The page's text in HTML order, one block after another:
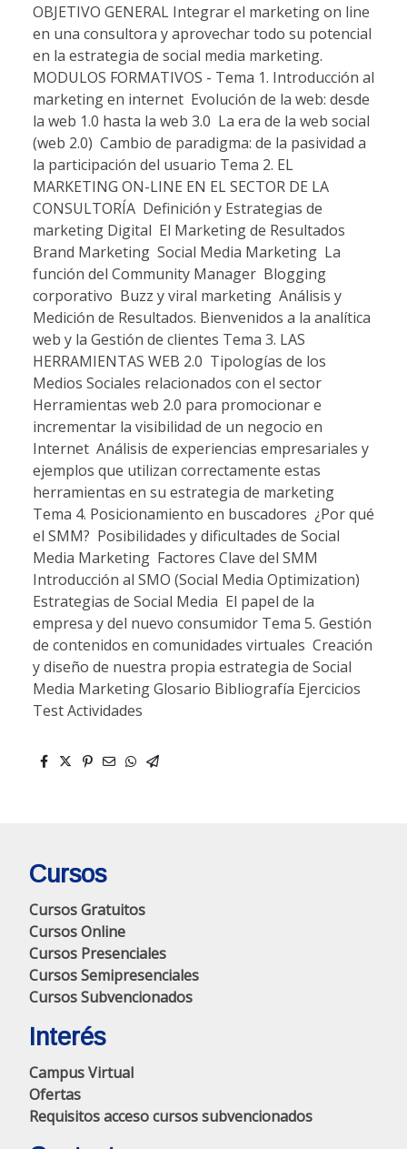
OBJETIVO GENERAL Integrar el marketing on line
en una consultora y aprovechar todo su potencial
en la estrategia de social media marketing.
MODULOS FORMATIVOS - Tema 1. Introducción al
marketing en internet  Evolución de la web: desde
la web 1.0 hasta la web 3.0  La era de la web social
(web 2.0)  Cambio de paradigma: de la pasividad a
la participación del usuario Tema 2. EL
MARKETING ON-LINE EN EL SECTOR DE LA
CONSULTORÍA  Definición y Estrategias de
marketing Digital  El Marketing de Resultados 
Brand Marketing  Social Media Marketing  La
función del Community Manager  Blogging
corporativo  Buzz y viral marketing  Análisis y
Medición de Resultados. Bienvenidos a la analítica
web y la Gestión de clientes Tema 3. LAS
HERRAMIENTAS WEB 2.0  Tipologías de los
Medios Sociales relacionados con el sector 
Herramientas web 2.0 para promocionar e
incrementar la visibilidad de un negocio en
Internet  Análisis de experiencias empresariales y
ejemplos que utilizan correctamente estas
herramientas en su estrategia de marketing
Tema 4. Posicionamiento en buscadores  ¿Por qué
el SMM?  Posibilidades y dificultades de Social
Media Marketing  Factores Clave del SMM 
Introducción al SMO (Social Media Optimization) 
Estrategias de Social Media  El papel de la
empresa y del nuevo consumidor Tema 5. Gestión
de contenidos en comunidades virtuales  Creación
y diseño de nuestra propia estrategia de Social
Media Marketing Glosario Bibliografía Ejercicios
Test Actividades
Cursos
Cursos Gratuitos
Cursos Online
Cursos Presenciales
Cursos Semipresenciales
Cursos Subvencionados
Interés
Campus Virtual
Ofertas
Requisitos acceso cursos subvencionados